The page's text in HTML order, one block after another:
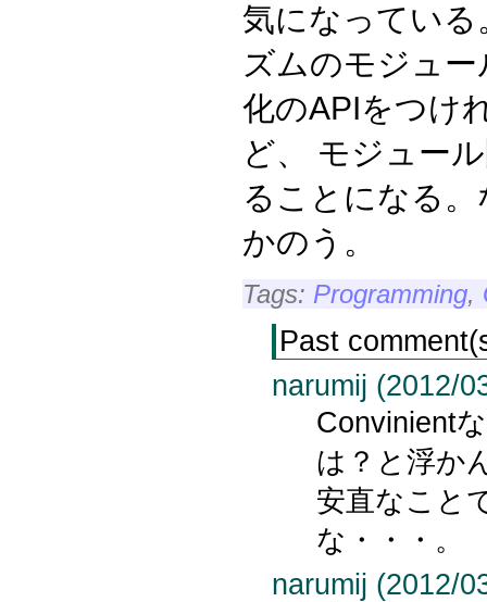
気になってい
ズムのモジュ
化のAPIをつけ
ど、 モジュー
ることになる
かのう。
Tags: Programming,
Past
narumij (2012/
Convinient
は？と浮か
安直なこと
な・・・。
narumij (2012/